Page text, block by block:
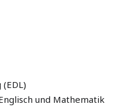
und Mathematik